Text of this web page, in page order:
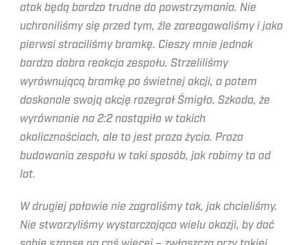
atak będą bardzo trudne do powstrzymania. Nie
uchroniliśmy się przed tym, źle zareagowaliśmy i jako
pierwsi straciliśmy bramkę. Cieszy mnie jednak
bardzo dobra reakcja zespołu. Strzeliliśmy
wyrównującą bramkę po świetnej akcji, a potem
doskonale swoją akcję rozegrał Śmigło. Szkoda, że
wyrównanie na 2:2 nastąpiło w takich
okolicznościach, ale to jest proza życia. Proza
budowania zespołu w taki sposób, jak robimy to od
lat.
W drugiej połowie nie zagraliśmy tak, jak chcieliśmy.
Nie stworzyliśmy wystarczająco wielu okazji, by dać